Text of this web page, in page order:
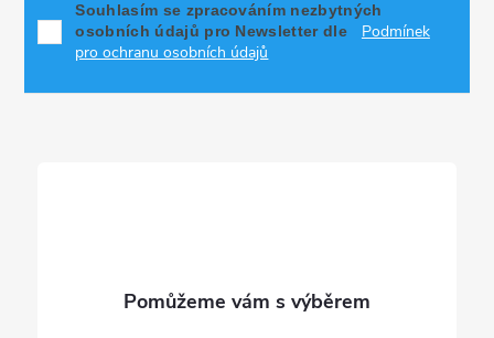
Souhlasím se zpracováním nezbytných
osobních údajů pro Newsletter dle
Podmínek
pro ochranu osobních údajů